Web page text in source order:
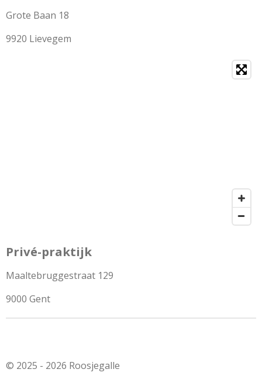
Grote Baan 18
9920 Lievegem
Privé-praktijk
Maaltebruggestraat 129
9000 Gent
© 2025 - 2026 Roosjegalle